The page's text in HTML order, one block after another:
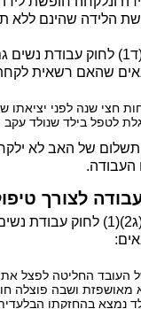
הלידה שהינם ללא
שהאם רשאית
חצי שנה לפני יציאתו
לטפל בילד שנולד עקב
של האב לא ילקחו
העבודה.
לצורך
בהתאם לסעיף 7(ג2)(1)
מאושפזת ושבה פוצלה
נמצא בהחזקתו